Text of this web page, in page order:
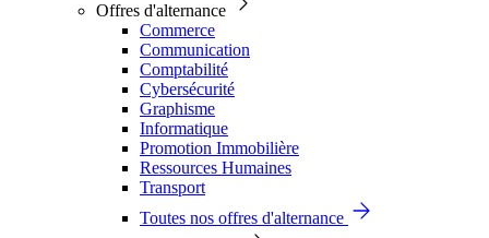
Offres d'alternance
Commerce
Communication
Comptabilité
Cybersécurité
Graphisme
Informatique
Promotion Immobilière
Ressources Humaines
Transport
Toutes nos offres d'alternance